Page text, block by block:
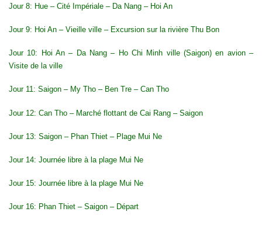
Jour 8: Hue – Cité Impériale – Da Nang – Hoi An
Jour 9: Hoi An – Vieille ville – Excursion sur la rivière Thu Bon
Jour 10: Hoi An – Da Nang – Ho Chi Minh ville (Saigon) en avion –
Visite de la ville
Jour 11: Saigon – My Tho – Ben Tre – Can Tho
Jour 12: Can Tho – Marché flottant de Cai Rang – Saigon
Jour 13: Saigon – Phan Thiet – Plage Mui Ne
Jour 14: Journée libre à la plage Mui Ne
Jour 15: Journée libre à la plage Mui Ne
Jour 16: Phan Thiet – Saigon – Départ